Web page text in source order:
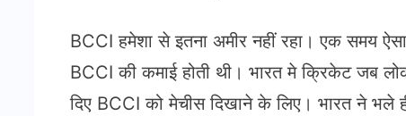
BCCI हमेशा से इतना अमीर नहीं रहा। एक समय
BCCI की कमाई होती थी। भारत मे क्रिकेट जब
दिए BCCI को मेचीस दिखाने के लिए। भारत ने